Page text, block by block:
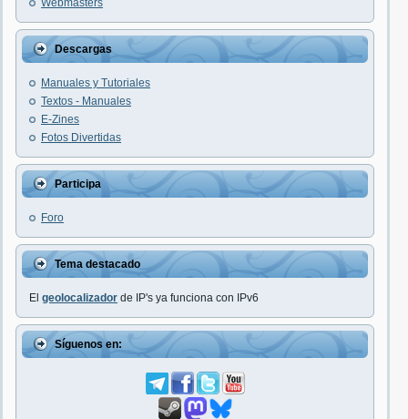
Webmasters
Descargas
Manuales y Tutoriales
Textos - Manuales
E-Zines
Fotos Divertidas
Participa
Foro
Tema destacado
El geolocalizador de IP's ya funciona con IPv6
Síguenos en: